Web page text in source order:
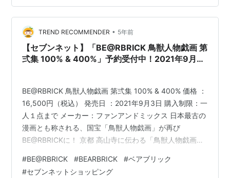
iroirocolorful.hatenablog.com 今にして思えば、この頃
がスニーカーブームのピークだったんだわね Off-White
は今や失速しち…
TREND RECOMMENDER • 5年前
【セブンネット】「BE@RBRICK 鳥獣人物戯画 第
弍集 100% & 400%」予約受付中！2021年9月3
BE@RBRICK 鳥獣人物戯画 第弍集 100% & 400% 価格 ：
16,500円（税込） 発売日 ：2021年9月3日 購入制限：一
人１点まで メーカー：ファンアンドミックス 日本最古の
漫画とも称される、国宝「鳥獣人物戯画」が再び
BE@RBRICKに！ 京都 高山寺に伝わる「鳥獣人物戯画」
全長約44mにも及ぶ絵巻物で国宝に指定されています。
#BE@RBRICK #BEARBRICK #ベアブリック
#セブンネットショッピング